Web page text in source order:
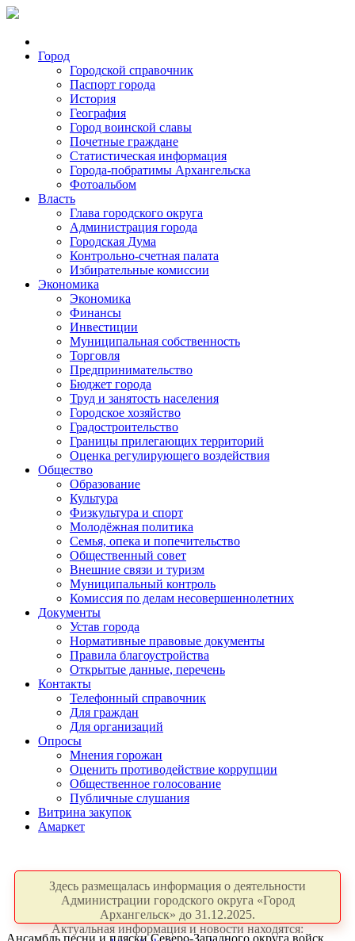
Город
Городской справочник
Паспорт города
История
География
Город воинской славы
Почетные граждане
Статистическая информация
Города-побратимы Архангельска
Фотоальбом
Власть
Глава городского округа
Администрация города
Городская Дума
Контрольно-счетная палата
Избирательные комиссии
Экономика
Экономика
Финансы
Инвестиции
Муниципальная собственность
Торговля
Предпринимательство
Бюджет города
Труд и занятость населения
Городское хозяйство
Градостроительство
Границы прилегающих территорий
Оценка регулирующего воздействия
Общество
Образование
Культура
Физкультура и спорт
Молодёжная политика
Семья, опека и попечительство
Общественный совет
Внешние связи и туризм
Муниципальный контроль
Комиссия по делам несовершеннолетних
Документы
Устав города
Нормативные правовые документы
Правила благоустройства
Открытые данные, перечень
Контакты
Телефонный справочник
Для граждан
Для организаций
Опросы
Мнения горожан
Оценить противодействие коррупции
Общественное голосование
Публичные слушания
Витрина закупок
Амаркет
Здесь размещалась информация о деятельности
Администрации городского округа «Город
Архангельск» до 31.12.2025.
Актуальная информация и новости находятся:
Ансамбль песни и пляски Северо-Западного округа войск